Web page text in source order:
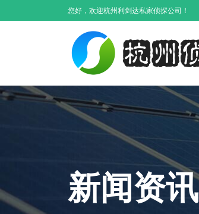
您好，欢迎杭州利剑达私家侦探公司！
新闻资讯